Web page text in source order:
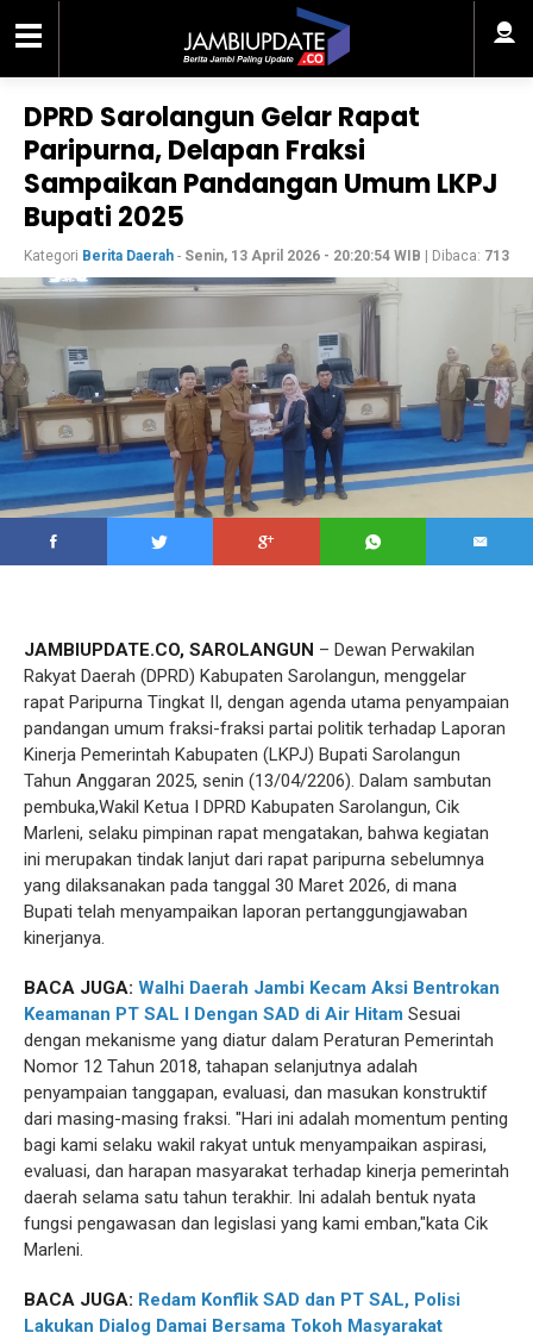
DPRD Sarolangun Gelar Rapat
Paripurna, Delapan Fraksi
Sampaikan Pandangan Umum LKPJ
Bupati 2025
Kategori Berita Daerah - Senin, 13 April 2026 - 20:20:54 WIB | Dibaca: 713
JAMBIUPDATE.CO, SAROLANGUN – Dewan Perwakilan
Rakyat Daerah (DPRD) Kabupaten Sarolangun, menggelar
rapat Paripurna Tingkat II, dengan agenda utama penyampaian
pandangan umum fraksi-fraksi partai politik terhadap Laporan
Kinerja Pemerintah Kabupaten (LKPJ) Bupati Sarolangun
Tahun Anggaran 2025, senin (13/04/2206). Dalam sambutan
pembuka,Wakil Ketua I DPRD Kabupaten Sarolangun, Cik
Marleni, selaku pimpinan rapat mengatakan, bahwa kegiatan
ini merupakan tindak lanjut dari rapat paripurna sebelumnya
yang dilaksanakan pada tanggal 30 Maret 2026, di mana
Bupati telah menyampaikan laporan pertanggungjawaban
kinerjanya.
BACA JUGA: Walhi Daerah Jambi Kecam Aksi Bentrokan
Keamanan PT SAL I Dengan SAD di Air Hitam Sesuai
dengan mekanisme yang diatur dalam Peraturan Pemerintah
Nomor 12 Tahun 2018, tahapan selanjutnya adalah
penyampaian tanggapan, evaluasi, dan masukan konstruktif
dari masing-masing fraksi. "Hari ini adalah momentum penting
bagi kami selaku wakil rakyat untuk menyampaikan aspirasi,
evaluasi, dan harapan masyarakat terhadap kinerja pemerintah
daerah selama satu tahun terakhir. Ini adalah bentuk nyata
fungsi pengawasan dan legislasi yang kami emban,"kata Cik
Marleni.
BACA JUGA: Redam Konflik SAD dan PT SAL, Polisi
Lakukan Dialog Damai Bersama Tokoh Masyarakat